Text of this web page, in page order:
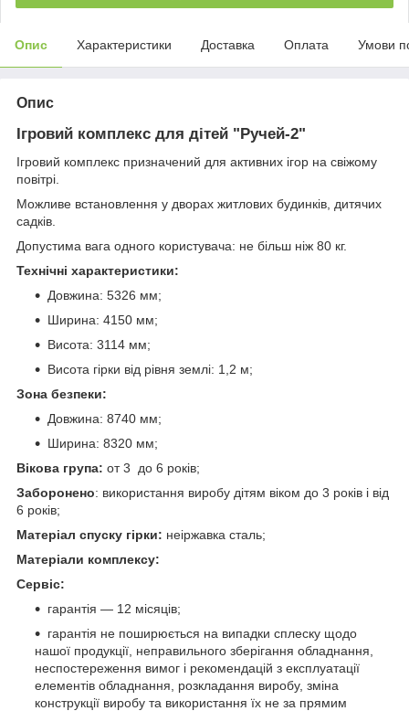
Опис Характеристики Доставка Оплата Умови
Опис
Ігровий комплекс для дітей "Ручей-2"
Ігровий комплекс призначений для активних ігор на свіжому
повітрі.
Можливе встановлення у дворах житлових будинків, дитячих
садків.
Допустима вага одного користувача: не більш ніж 80 кг.
Технічні характеристики:
Довжина: 5326 мм;
Ширина: 4150 мм;
Висота: 3114 мм;
Висота гірки від рівня землі: 1,2 м;
Зона безпеки:
Довжина: 8740 мм;
Ширина: 8320 мм;
Вікова група: от 3 до 6 років;
Заборонено: використання виробу дітям віком до 3 років і від
6 років;
Матеріал спуску гірки: неіржавка сталь;
Матеріали комплексу:
Сервіс:
гарантія — 12 місяців;
гарантія не поширюється на випадки сплеску щодо
нашої продукції, неправильного зберігання обладнання,
неспостереження вимог і рекомендацій з експлуатації
елементів обладнання, розкладання виробу, зміна
конструкції виробу та використання їх не за прямим